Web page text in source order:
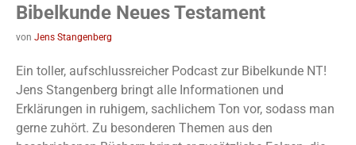
Bibelkunde Neues Testament
von Jens Stangenberg
Ein toller, aufschlussreicher Podcast zur Bibelkunde NT!
Jens Stangenberg bringt alle Informationen und
Erklärungen in ruhigem, sachlichem Ton vor, sodass man
gerne zuhört. Zu besonderen Themen aus den